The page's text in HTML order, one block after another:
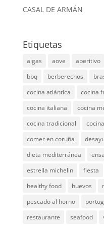
CASAL DE ARMÁN
Etiquetas
algas aove aperitivo
bbq
berberechos
cocina atlántica
cocina
cocina italiana
cocina
cocina tradicional
comer en coruña
dieta mediterránea
estrella michelin
fiesta
healthy food
huevos
pescado al horno
restaurante
seafood